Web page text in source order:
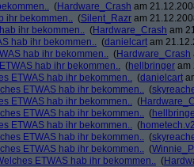
(Hardware_Crash am
ihr bekommen.. (Silent_Razr am
ihr bekommen.. (Hardware_Crash am
hab ihr bekommen.. (danielcart am
hab ihr bekommen.. (Hardware_Crash
hab ihr bekommen.. (hellbringer am
ETWAS hab ihr bekommen.. (danielcart
ETWAS hab ihr bekommen.. (
ETWAS hab ihr bekommen.. (
ETWAS hab ihr bekommen.. (
ETWAS hab ihr bekommen.. (
ETWAS hab ihr bekommen.. (
ETWAS hab ihr bekommen.. (
ETWAS hab ihr bekommen.. (